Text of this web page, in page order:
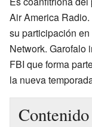
Air America
su participación
Network. Garofalo
FBI que forma
la nueva
Contenido